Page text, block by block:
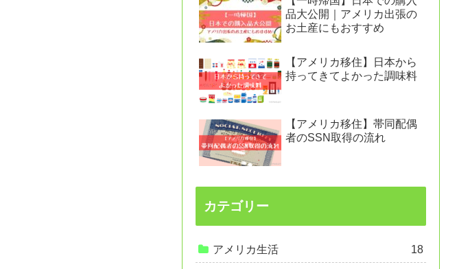
品大公開｜アメリカ出張の
お土産にもおすすめ
【アメリカ移住】日本から
持ってきてよかった調味料
【アメリカ移住】帯同配偶
者のSSN取得の流れ
カテゴリー
アメリカ生活 18